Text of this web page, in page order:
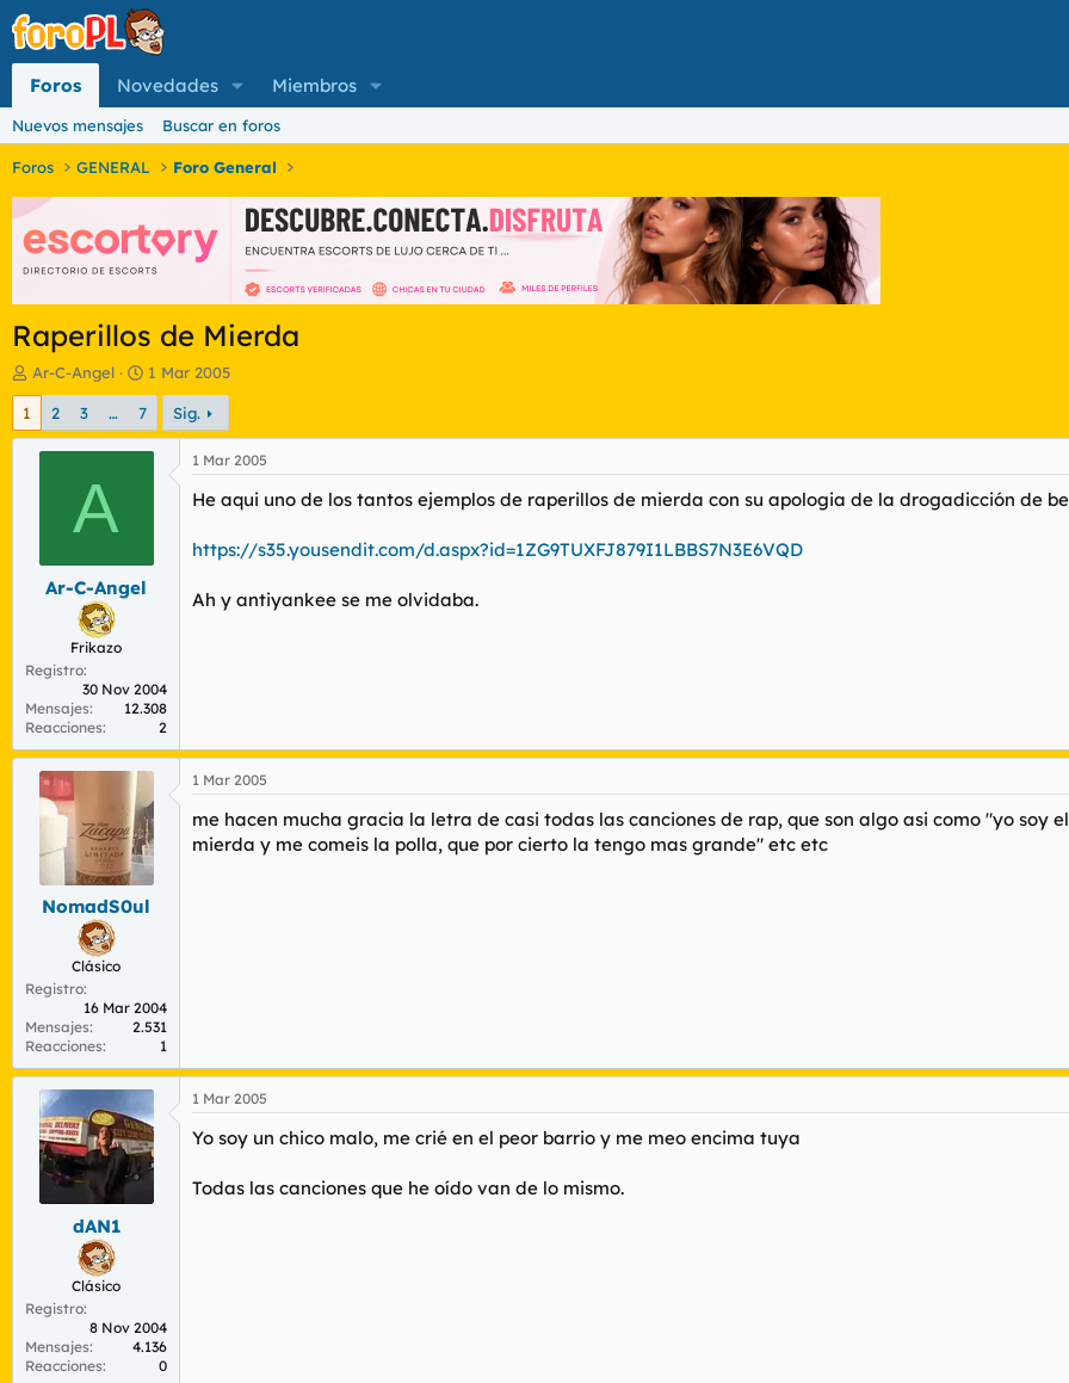
Foros Novedades Miembros
Nuevos mensajes Buscar en foros
Foros GENERAL Foro General
Raperillos de Mierda
I
n
c
d
m
Ar-C-Angel
F
e
h
a
i
1 Mar 2005
1 2 3 … 7 Sig.
A
Ar-C-Angel
Frikazo
Registro
30 Nov 2004
Mensajes
12.308
Reacciones
2
1 Mar 2005
He aqui uno de los tantos ejemplos de raperillos de mierda con su apologia de la drogadicción de
https://s35.yousendit.com/d.aspx?id=1ZG9TUXFJ879I1LBBS7N3E6VQD
Ah y antiyankee se me olvidaba.
NomadS0ul
Clásico
Registro
16 Mar 2004
Mensajes
2.531
Reacciones
1
1 Mar 2005
me hacen mucha gracia la letra de casi todas las canciones de rap, que son algo asi como "yo soy
mierda y me comeis la polla, que por cierto la tengo mas grande" etc etc
dAN1
Clásico
Registro
8 Nov 2004
Mensajes
4.136
Reacciones
0
1 Mar 2005
Yo soy un chico malo, me crié en el peor barrio y me meo encima tuya
Todas las canciones que he oído van de lo mismo.